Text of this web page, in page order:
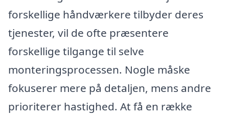
forskellige håndværkere tilbyder deres
tjenester, vil de ofte præsentere
forskellige tilgange til selve
monteringsprocessen. Nogle måske
fokuserer mere på detaljen, mens andre
prioriterer hastighed. At få en række